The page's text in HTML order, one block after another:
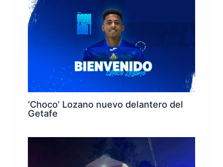
‘Choco’ Lozano nuevo delantero del
Getafe